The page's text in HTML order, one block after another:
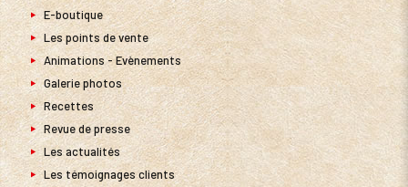
E-boutique
Les points de vente
Animations - Evènements
Galerie photos
Recettes
Revue de presse
Les actualités
Les témoignages clients